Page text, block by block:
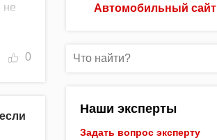
не
0
Автомобильный сайт
Наши эксперты
Задать вопрос эксперту